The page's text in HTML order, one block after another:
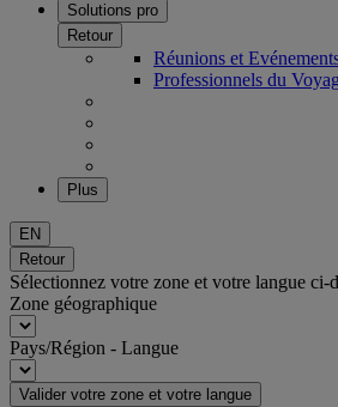
Solutions pro
Retour
Réunions et
Professionnels du
Plus
EN
Retour
Sélectionnez votre zone et votre langue ci-
Zone géographique
Pays/Région - Langue
Valider votre zone et votre langue